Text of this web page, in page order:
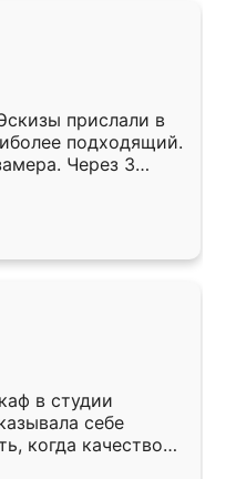
прислали в
подходящий.
Через 3
Остались
Ренессанс
в студии
себе
когда качеством
кухня уже почти